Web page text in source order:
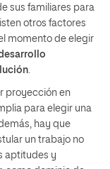
sus familiares para
otros factores
momento de elegir
proyección en
para elegir una
hay que
un trabajo no
aptitudes y